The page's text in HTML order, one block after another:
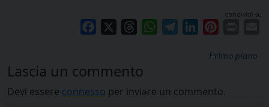
condividi su
Facebook ThreadsWhatsAppTelegramLinkedIn
Primo piano
Lascia un commento
Devi essere connesso per inviare un commento.